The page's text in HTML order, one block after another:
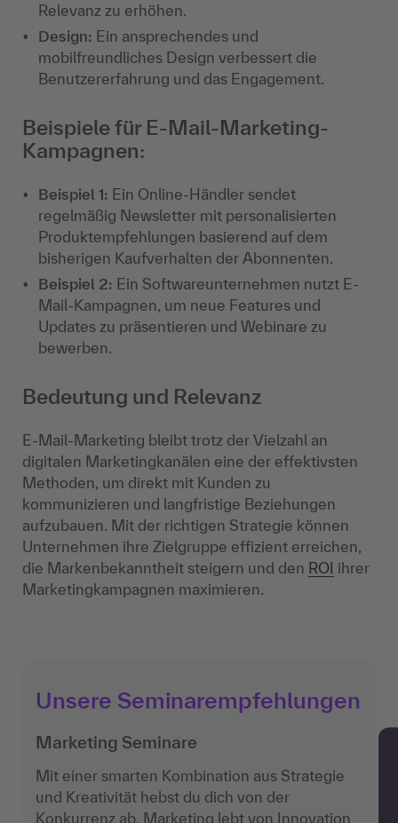
Relevanz zu erhöhen.
Design: Ein ansprechendes und
mobilfreundliches Design verbessert die
Benutzererfahrung und das Engagement.
Beispiele für E-Mail-Marketing-
Kampagnen:
Beispiel 1: Ein Online-Händler sendet
regelmäßig Newsletter mit personalisierten
Produktempfehlungen basierend auf dem
bisherigen Kaufverhalten der Abonnenten.
Beispiel 2: Ein Softwareunternehmen nutzt E-
Mail-Kampagnen, um neue Features und
Updates zu präsentieren und Webinare zu
bewerben.
Bedeutung und Relevanz
E-Mail-Marketing bleibt trotz der Vielzahl an
digitalen Marketingkanälen eine der effektivsten
Methoden, um direkt mit Kunden zu
kommunizieren und langfristige Beziehungen
aufzubauen. Mit der richtigen Strategie können
Unternehmen ihre Zielgruppe effizient erreichen,
die Markenbekanntheit steigern und den ROI ihrer
Marketingkampagnen maximieren.
Unsere Seminarempfehlungen
Marketing Seminare
Mit einer smarten Kombination aus Strategie
und Kreativität hebst du dich von der
Konkurrenz ab. Marketing lebt von Innovation